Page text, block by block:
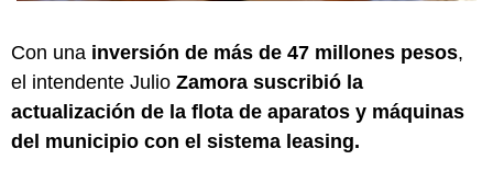
Con una inversión de más de 47 millones pesos,
el intendente Julio Zamora suscribió la
actualización de la flota de aparatos y máquinas
del municipio con el sistema leasing.